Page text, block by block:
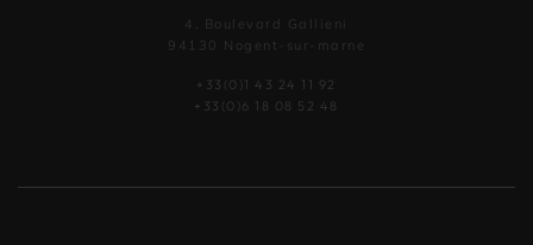
4, Boulevard Gallieni
94130 Nogent-sur-marne
+33(0)1 43 24 11 92
+33(0)6 18 08 52 48